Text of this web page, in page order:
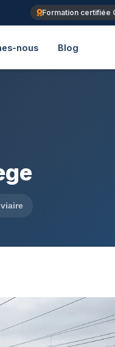
Formation certifiée
nous Blog